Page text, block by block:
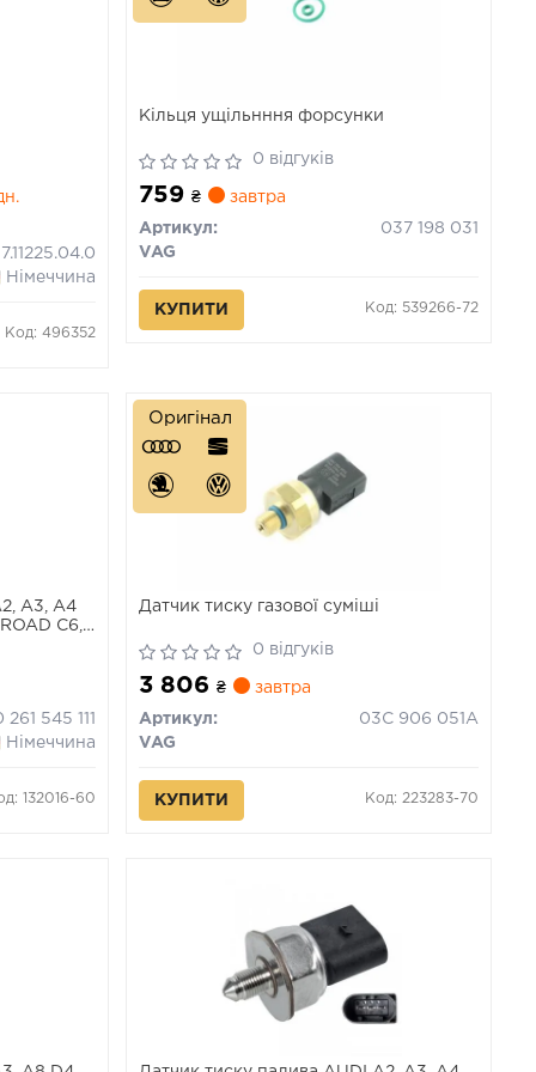
7.11225.04.0
Німеччина
Код: 496352
Кільця ущільнння форсунки
0 відгуків
759₴ завтра
Артикул:
037 198 031
VAG
КУПИТИ Код: 539266-72
A3, A4
C6,
R8, R8
SEAT
ST 1.4-
261 545 111
Німеччина
132016-60
Датчик тиску газової суміші
0 відгуків
3 806₴ завтра
Артикул:
03C 906 051A
VAG
КУПИТИ Код: 223283-70
Оригінал